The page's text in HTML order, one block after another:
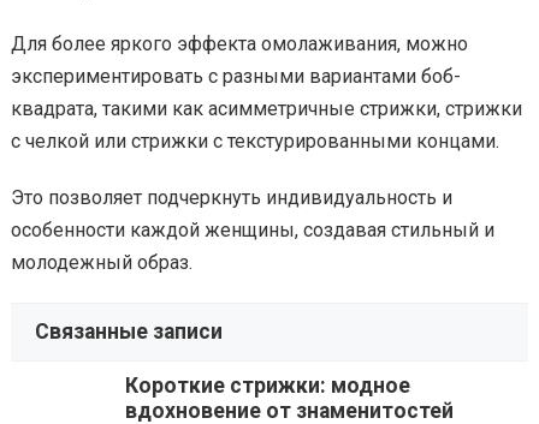
Для более яркого эффекта омолаживания, можно
экспериментировать с разными вариантами боб-
квадрата, такими как асимметричные стрижки, стрижки
с челкой или стрижки с текстурированными концами.
Это позволяет подчеркнуть индивидуальность и
особенности каждой женщины, создавая стильный и
молодежный образ.
Связанные записи
Короткие стрижки: модное
вдохновение от знаменитостей